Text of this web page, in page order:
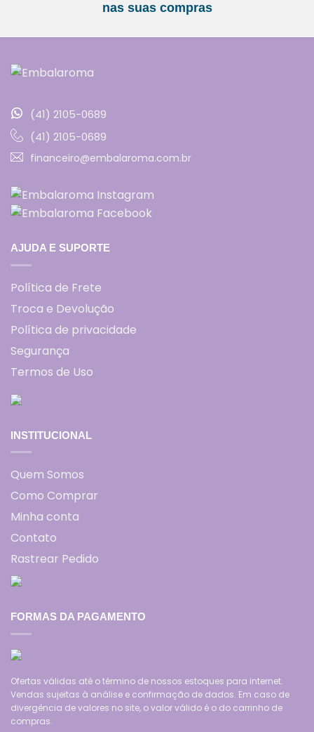
nas suas compras
(41) 2105-0689
(41) 2105-0689
financeiro@embalaroma.com.br
AJUDA E SUPORTE
Política de Frete
Troca e Devolução
Política de privacidade
Segurança
Termos de Uso
INSTITUCIONAL
Quem Somos
Como Comprar
Minha conta
Contato
Rastrear Pedido
FORMAS DA PAGAMENTO
Ofertas válidas até o término de nossos estoques para internet.
Vendas sujeitas à análise e confirmação de dados. Em caso de
divergência de valores no site, o valor válido é o do carrinho de
compras.